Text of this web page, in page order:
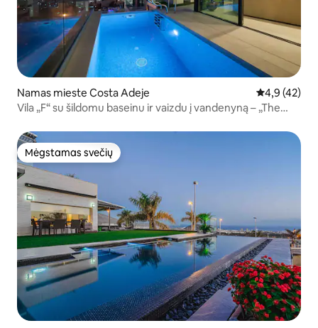
Namas mieste Costa Adeje Vidutinis
4,9 (42)
Vila „F“ su šildomu baseinu ir vaizdu į vandenyną – „The
Mėgstamas svečių
Mėgstamas svečių